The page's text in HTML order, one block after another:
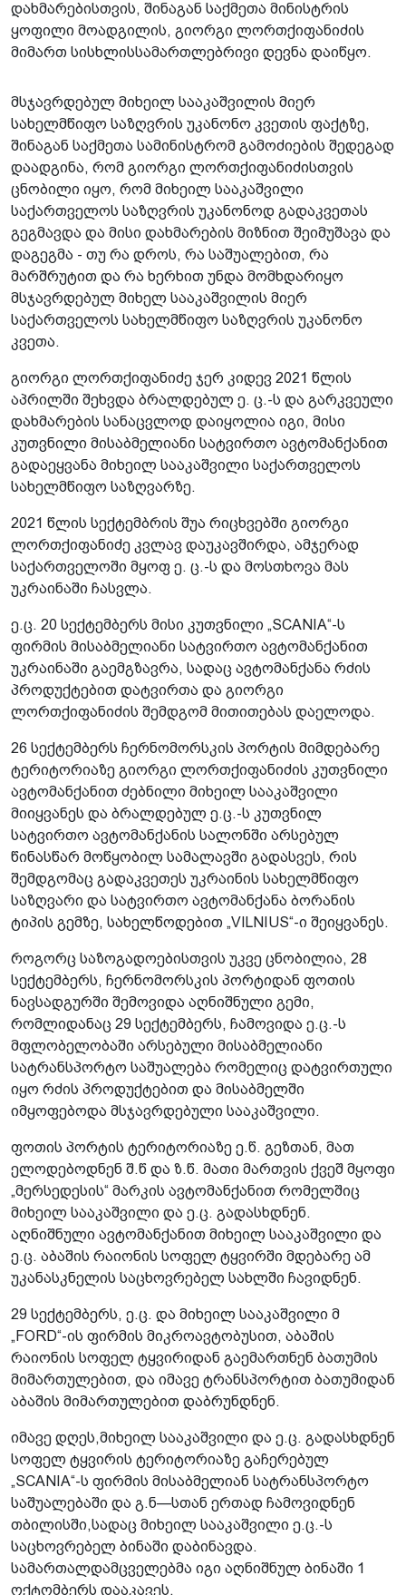
დახმარებისთვის, შინაგან საქმეთა მინისტრის
ყოფილი მოადგილის, გიორგი ლორთქიფანიძის
მიმართ სისხლისსამართლებრივი დევნა დაიწყო.
მსჯავრდებულ მიხეილ სააკაშვილის მიერ
სახელმწიფო საზღვრის უკანონო კვეთის ფაქტზე,
შინაგან საქმეთა სამინისტრომ გამოძიების შედეგად
დაადგინა, რომ გიორგი ლორთქიფანიძისთვის
ცნობილი იყო, რომ მიხეილ სააკაშვილი
საქართველოს საზღვრის უკანონოდ გადაკვეთას
გეგმავდა და მისი დახმარების მიზნით შეიმუშავა და
დაგეგმა - თუ რა დროს, რა საშუალებით, რა
მარშრუტით და რა ხერხით უნდა მომხდარიყო
მსჯავრდებულ მიხელ სააკაშვილის მიერ
საქართველოს სახელმწიფო საზღვრის უკანონო
კვეთა.
გიორგი ლორთქიფანიძე ჯერ კიდევ 2021 წლის
აპრილში შეხვდა ბრალდებულ ე. ც.-ს და გარკვეული
დახმარების სანაცვლოდ დაიყოლია იგი, მისი
კუთვნილი მისაბმელიანი სატვირთო ავტომანქანით
გადაეყვანა მიხეილ სააკაშვილი საქართველოს
სახელმწიფო საზღვარზე.
2021 წლის სექტემბრის შუა რიცხვებში გიორგი
ლორთქიფანიძე კვლავ დაუკავშირდა, ამჯერად
საქართველოში მყოფ ე. ც.-ს და მოსთხოვა მას
უკრაინაში ჩასვლა.
ე.ც. 20 სექტემბერს მისი კუთვნილი „SCANIA“-ს
ფირმის მისაბმელიანი სატვირთო ავტომანქანით
უკრაინაში გაემგზავრა, სადაც ავტომანქანა რძის
პროდუქტებით დატვირთა და გიორგი
ლორთქიფანიძის შემდგომ მითითებას დაელოდა.
26 სექტემბერს ჩერნომორსკის პორტის მიმდებარე
ტერიტორიაზე გიორგი ლორთქიფანიძის კუთვნილი
ავტომანქანით ძებნილი მიხეილ სააკაშვილი
მიიყვანეს და ბრალდებულ ე.ც.-ს კუთვნილ
სატვირთო ავტომანქანის სალონში არსებულ
წინასწარ მოწყობილ სამალავში გადასვეს, რის
შემდგომაც გადაკვეთეს უკრაინის სახელმწიფო
საზღვარი და სატვირთო ავტომანქანა ბორანის
ტიპის გემზე, სახელწოდებით „VILNIUS“-ი შეიყვანეს.
როგორც საზოგადოებისთვის უკვე ცნობილია, 28
სექტემბერს, ჩერნომორსკის პორტიდან ფოთის
ნავსადგურში შემოვიდა აღნიშნული გემი,
რომლიდანაც 29 სექტემბერს, ჩამოვიდა ე.ც.-ს
მფლობელობაში არსებული მისაბმელიანი
სატრანსპორტო საშუალება რომელიც დატვირთული
იყო რძის პროდუქტებით და მისაბმელში
იმყოფებოდა მსჯავრდებული სააკაშვილი.
ფოთის პორტის ტერიტორიაზე ე.წ. გეზთან, მათ
ელოდებოდნენ შ.წ და ზ.წ. მათი მართვის ქვეშ მყოფი
„მერსედესის“ მარკის ავტომანქანით რომელშიც
მიხეილ სააკაშვილი და ე.ც. გადასხდნენ.
აღნიშნული ავტომანქანით მიხეილ სააკაშვილი და
ე.ც. აბაშის რაიონის სოფელ ტყვირში მდებარე ამ
უკანასკნელის საცხოვრებელ სახლში ჩავიდნენ.
29 სექტემბერს, ე.ც. და მიხეილ სააკაშვილი მ
„FORD“-ის ფირმის მიკროავტობუსით, აბაშის
რაიონის სოფელ ტყვირიდან გაემართნენ ბათუმის
მიმართულებით, და იმავე ტრანსპორტით ბათუმიდან
აბაშის მიმართულებით დაბრუნდნენ.
იმავე დღეს,მიხეილ სააკაშვილი და ე.ც. გადასხდნენ
სოფელ ტყვირის ტერიტორიაზე გაჩერებულ
„SCANIA“-ს ფირმის მისაბმელიან სატრანსპორტო
საშუალებაში და გ.ნ—სთან ერთად ჩამოვიდნენ
თბილისში,სადაც მიხეილ სააკაშვილი ე.ც.-ს
საცხოვრებელ ბინაში დაბინავდა.
სამართალდამცველებმა იგი აღნიშნულ ბინაში 1
ოქტომბერს დააკავეს.